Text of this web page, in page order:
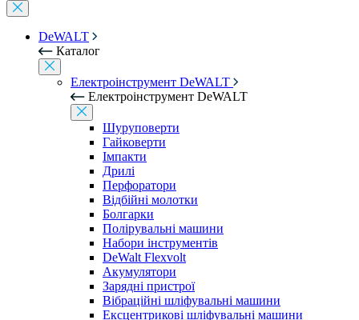
DeWALT
Каталог
Електроінструмент DeWALT
Електроінструмент DeWALT
Шуруповерти
Гайковерти
Імпакти
Дрилі
Перфоратори
Відбійні молотки
Болгарки
Полірувальні машини
Набори інструментів
DeWalt Flexvolt
Акумулятори
Зарядні пристрої
Вібраційні шліфувальні машини
Ексцентрикові шліфувальні машини